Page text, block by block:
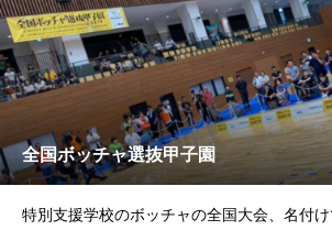
全国ボッチャ選抜甲子園
特別支援学校のボッチャの全国大会、名付